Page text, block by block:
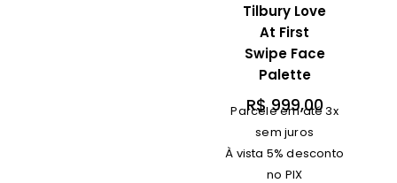
Tilbury Love
At First
Swipe Face
Palette
R$999,00
Parcele em até 3x
sem juros
À vista 5% desconto
no PIX